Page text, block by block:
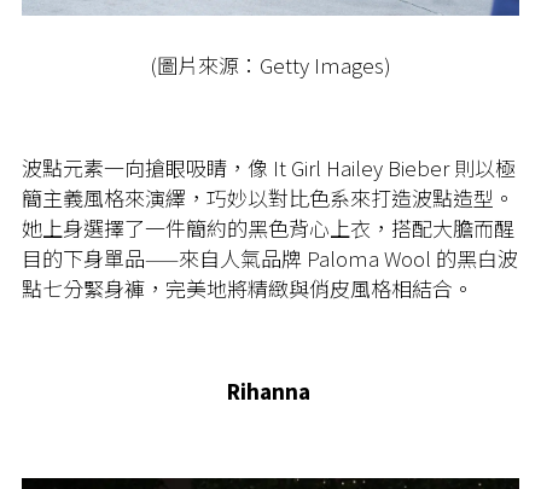
(圖片來源：Getty Images)
波點元素一向搶眼吸睛，像 It Girl Hailey Bieber 則以極
簡主義風格來演繹，巧妙以對比色系來打造波點造型。
她上身選擇了一件簡約的黑色背心上衣，搭配大膽而醒
目的下身單品——來自人氣品牌 Paloma Wool 的黑白波
點七分緊身褲，完美地將精緻與俏皮風格相結合。
Rihanna